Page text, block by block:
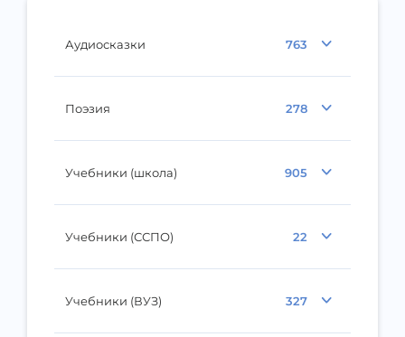
Аудиосказки 763
Поэзия 278
Учебники (школа) 905
Учебники (ССПО) 22
Учебники (ВУЗ) 327